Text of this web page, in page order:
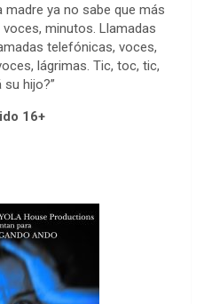
madre ya no sabe que más
minutos. Llamadas
telefónicas, voces,
lágrimas. Tic, toc, tic,
hijo?”
16+